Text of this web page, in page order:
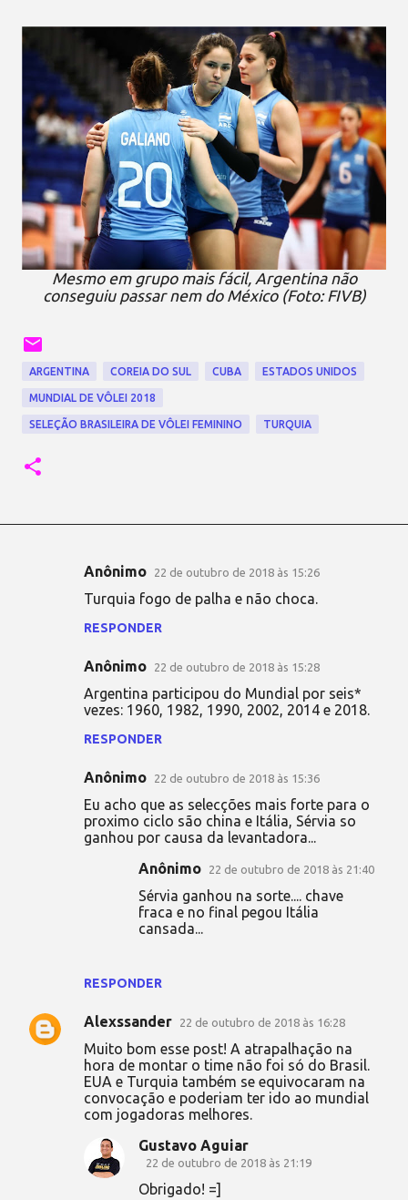
Mesmo em grupo mais fácil, Argentina não
conseguiu passar nem do México (Foto: FIVB)
ARGENTINA COREIA DO SUL CUBA ESTADOS UNIDOS
MUNDIAL DE VÔLEI 2018
SELEÇÃO BRASILEIRA DE VÔLEI FEMININO TURQUIA
Anônimo 22 de outubro de 2018 às 15:26
Turquia fogo de palha e não choca.
RESPONDER
Anônimo 22 de outubro de 2018 às 15:28
Argentina participou do Mundial por seis*
vezes: 1960, 1982, 1990, 2002, 2014 e 2018.
RESPONDER
Anônimo 22 de outubro de 2018 às 15:36
Eu acho que as selecções mais forte para o
proximo ciclo são china e Itália, Sérvia so
ganhou por causa da levantadora...
RESPONDER
Anônimo 22 de outubro de 2018 às 21:40
Sérvia ganhou na sorte.... chave
fraca e no final pegou Itália
cansada...
Alexssander 22 de outubro de 2018 às 16:28
Muito bom esse post! A atrapalhação na
hora de montar o time não foi só do Brasil.
EUA e Turquia também se equivocaram na
convocação e poderiam ter ido ao mundial
com jogadoras melhores.
Gustavo Aguiar
22 de outubro de 2018 às 21:19
Obrigado! =]